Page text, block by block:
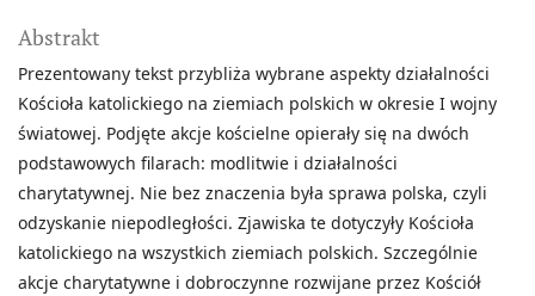
Abstrakt
Prezentowany tekst przybliża wybrane aspekty działalności
Kościoła katolickiego na ziemiach polskich w okresie I wojny
światowej. Podjęte akcje kościelne opierały się na dwóch
podstawowych filarach: modlitwie i działalności
charytatywnej. Nie bez znaczenia była sprawa polska, czyli
odzyskanie niepodległości. Zjawiska te dotyczyły Kościoła
katolickiego na wszystkich ziemiach polskich. Szczególnie
akcje charytatywne i dobroczynne rozwijane przez Kościół